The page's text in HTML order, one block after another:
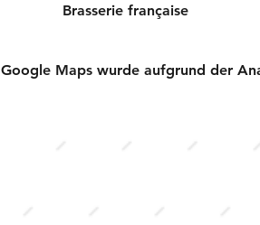
Brasserie française
Google Maps wurde aufgrund der